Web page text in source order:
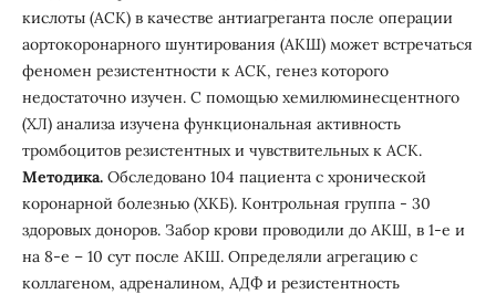
кислоты (АСК) в качестве антиагреганта после операции
аортокоронарного шунтирования (АКШ) может встречаться
феномен резистентности к АСК, генез которого
недостаточно изучен. С помощью хемилюминесцентного
(ХЛ) анализа изучена функциональная активность
тромбоцитов резистентных и чувствительных к АСК.
Методика.Обследовано 104 пациента с хронической
коронарной болезнью (ХКБ). Контрольная группа - 30
здоровых доноров. Забор крови проводили до АКШ, в 1-е и
на 8-е – 10 сут после АКШ. Определяли агрегацию с
коллагеном, адреналином, АДФ и резистентность